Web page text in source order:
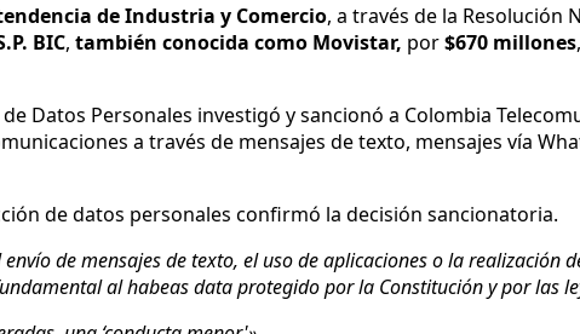
de Industria y Comercio, a través de la Resolución
BIC, también conocida como Movistar, por$670 millones
Datos Personales investigó y sancionó a Colombia
a través de mensajes de texto, mensajes vía
de datos personales confirmó la decisión sancionatoria.
de mensajes de texto, el uso de aplicaciones o la realización
al habeas data protegido por la Constitución y por las